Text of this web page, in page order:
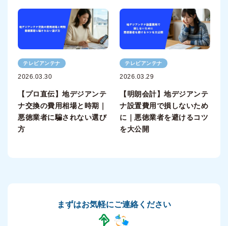
テレビアンテナ
2026.03.30
【プロ直伝】地デジアンテ
ナ交換の費用相場と時期｜
悪徳業者に騙されない選び
方
テレビアンテナ
2026.03.29
【明朗会計】地デジアンテ
ナ設置費用で損しないため
に｜悪徳業者を避けるコツ
を大公開
まずはお気軽にご連絡ください